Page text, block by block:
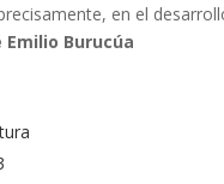
en el
Emilio Burucúa